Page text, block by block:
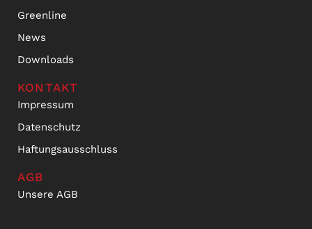
Greenline
News
Downloads
KONTAKT
Impressum
Datenschutz
Haftungsausschluss
AGB
Unsere AGB